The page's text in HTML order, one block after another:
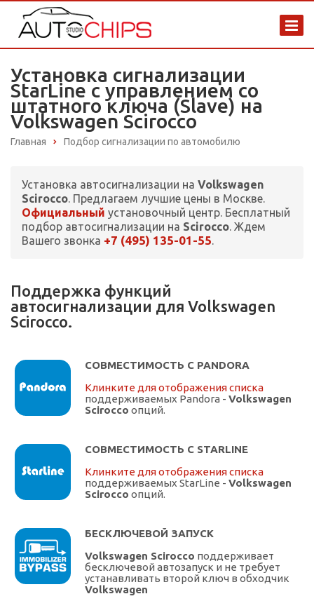
Установка сигнализации
StarLine с управлением со
штатного ключа (Slave) на
Volkswagen Scirocco
Главная Подбор сигнализации по автомобилю
Установка автосигнализации на Volkswagen
Scirocco. Предлагаем лучшие цены в Москве.
Официальный установочный центр. Бесплатный
подбор автосигнализации на Scirocco. Ждем
Вашего звонка +7 (495) 135-01-55.
Поддержка функций
автосигнализации для Volkswagen
Scirocco.
СОВМЕСТИМОСТЬ С PANDORA
Клинките для отображения списка
поддерживаемых Pandora - Volkswagen
Scirocco опций.
СОВМЕСТИМОСТЬ С STARLINE
Клинките для отображения списка
поддерживаемых StarLine - Volkswagen
Scirocco опций.
БЕСКЛЮЧЕВОЙ ЗАПУСК
Volkswagen Scirocco поддерживает
бесключевой автозапуск и не требует
устанавливать второй ключ в обходчик
Volkswagen